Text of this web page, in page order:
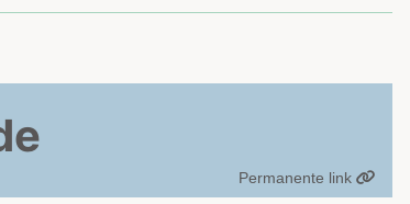
Permanente link